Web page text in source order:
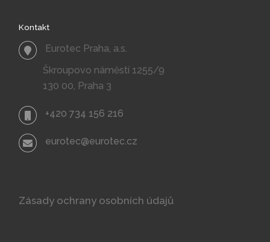
Kontakt
Eurotec Praha, a.s.
Škroupovo náměstí 1255/9
130 00, Praha 3
+420 734 156 216
eurotec@eurotec.cz
Zásady ochrany osobních údajů